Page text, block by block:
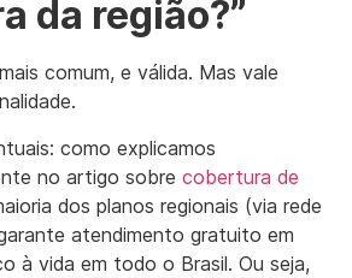
da região?”
comum, e válida. Mas vale
como explicamos
no artigo sobrecobertura de
dos planos regionais (via rede
atendimento gratuito em
à vida em todo o Brasil. Ou seja,